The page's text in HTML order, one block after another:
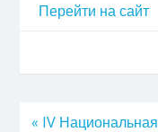
Перейти на сайт
« IV Национальная